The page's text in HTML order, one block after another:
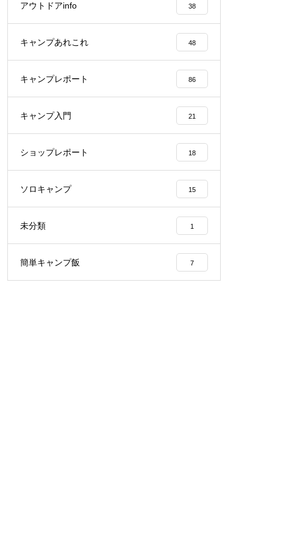
アウトドアinfo 38
キャンプあれこれ 48
キャンプレポート 86
キャンプ入門 21
ショップレポート 18
ソロキャンプ 15
未分類 1
簡単キャンプ飯 7